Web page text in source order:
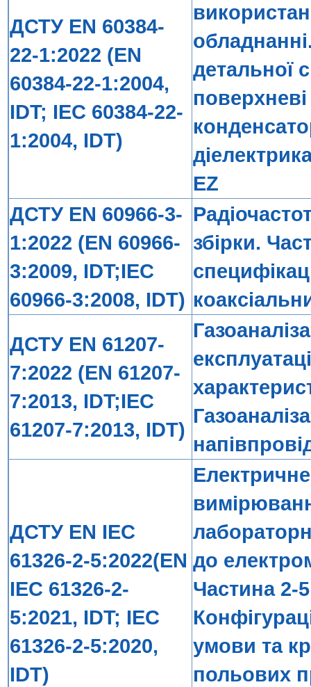
ДСТУ EN 60384-
22-1:2022 (EN
60384-22-1:2004,
IDT; IEC 60384-22-
1:2004, IDT)
детальної
EZ
ДСТУ EN 60966-3-
1:2022 (EN 60966-
3:2009, IDT;IEC
60966-3:2008, IDT)
збірки.
ДСТУ EN 61207-
7:2022 (EN 61207-
7:2013, IDT;IEC
61207-7:2013, IDT)
ДСТУ EN IEC
61326-2-5:2022(EN
IEC 61326-2-
5:2021, IDT; IEC
61326-2-5:2020,
IDT)
до
Частина 2-
умови та
польових